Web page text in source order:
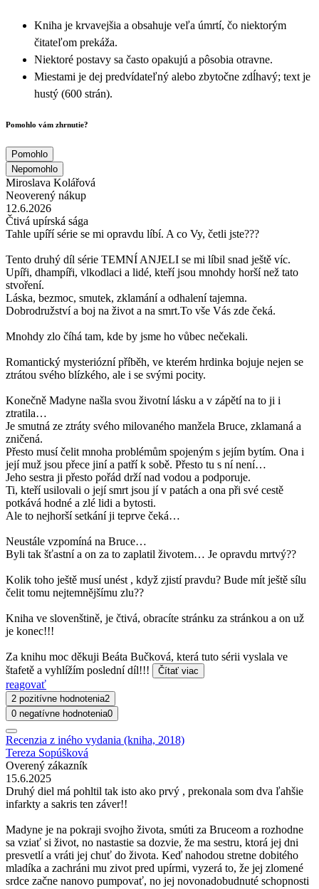
Kniha je krvavejšia a obsahuje veľa úmrtí, čo niektorým
čitateľom prekáža.
Niektoré postavy sa často opakujú a pôsobia otravne.
Miestami je dej predvídateľný alebo zbytočne zdĺhavý; text je
hustý (600 strán).
Pomohlo vám zhrnutie?
Pomohlo
Nepomohlo
Miroslava Kolářová
Neoverený nákup
12.6.2026
Čtivá upírská sága
Tahle upíří série se mi opravdu líbí. A co Vy, četli jste???
Tento druhý díl série TEMNÍ ANJELI se mi líbil snad ještě víc.
Upíři, dhampíři, vlkodlaci a lidé, kteří jsou mnohdy horší než tato
stvoření.
Láska, bezmoc, smutek, zklamání a odhalení tajemna.
Dobrodružství a boj na život a na smrt.To vše Vás zde čeká.
Mnohdy zlo číhá tam, kde by jsme ho vůbec nečekali.
Romantický mysteriózní příběh, ve kterém hrdinka bojuje nejen se
ztrátou svého blízkého, ale i se svými pocity.
Konečně Madyne našla svou životní lásku a v zápětí na to ji i
ztratila…
Je smutná ze ztráty svého milovaného manžela Bruce, zklamaná a
zničená.
Přesto musí čelit mnoha problémům spojeným s jejím bytím. Ona i
její muž jsou přece jiní a patří k sobě. Přesto tu s ní není…
Jeho sestra ji přesto pořád drží nad vodou a podporuje.
Ti, kteří usilovali o její smrt jsou jí v patách a ona při své cestě
potkává hodné a zlé lidi a bytosti.
Ale to nejhorší setkání ji teprve čeká…
Neustále vzpomíná na Bruce…
Byli tak šťastní a on za to zaplatil životem… Je opravdu mrtvý??
Kolik toho ještě musí unést , když zjistí pravdu? Bude mít ještě sílu
čelit tomu nejtemnějšímu zlu??
Kniha ve slovenštině, je čtivá, obracíte stránku za stránkou a on už
je konec!!!
Za knihu moc děkuji Beáta Bučková, která tuto sérii vyslala ve
štafetě a vyhlížím poslední díl!!!
Čítať viac
reagovať
2 pozitívne hodnotenia2
0 negatívne hodnotenia0
Recenzia z iného vydania (kniha, 2018)
Tereza Sopúšková
Overený zákazník
15.6.2025
Druhý diel má pohltil tak isto ako prvý , prekonala som dva ľahšie
infarkty a sakris ten záver!!
Madyne je na pokraji svojho života, smúti za Bruceom a rozhodne
sa vziať si život, no nastastie sa dozvie, že ma sestru, ktorá jej dni
presvetlí a vráti jej chuť do života. Keď nahodou stretne dobitého
mladíka a zachráni mu zivot pred upírmi, vyzerá to, že jej zlomené
srdce začne nanovo pumpovať, no jej novonadobudnuté schopnosti